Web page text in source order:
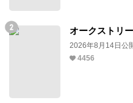
オークストリ
2026年8月14日公
4456